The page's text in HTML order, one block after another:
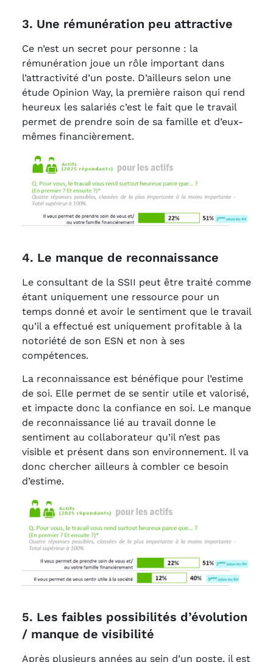
3. Une rémunération peu attractive
Ce n’est un secret pour personne : la
rémunération joue un rôle important dans
l’attractivité d’un poste. D’ailleurs selon une
étude Opinion Way, la première raison qui rend
heureux les salariés c’est le fait que le travail
permet de prendre soin de sa famille et d’eux-
mêmes financièrement.
4. Le manque de reconnaissance
Le consultant de la SSII peut être traité comme
étant uniquement une ressource pour un
temps donné et avoir le sentiment que le travail
qu’il a effectué est uniquement profitable à la
notoriété de son ESN et non à ses
compétences.
La reconnaissance est bénéfique pour l’estime
de soi. Elle permet de se sentir utile et valorisé,
et impacte donc la confiance en soi. Le manque
de reconnaissance lié au travail donne le
sentiment au collaborateur qu’il n’est pas
visible et présent dans son environnement. Il va
donc chercher ailleurs à combler ce besoin
d’estime.
5. Les faibles possibilités d’évolution
/ manque de visibilité
Après plusieurs années au sein d’un poste, il est